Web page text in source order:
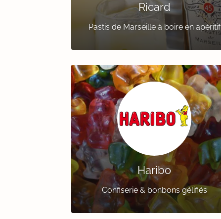
Ricard
Pastis de Marseille à boire en apéritif
Haribo
Confiserie & bonbons gélifiés